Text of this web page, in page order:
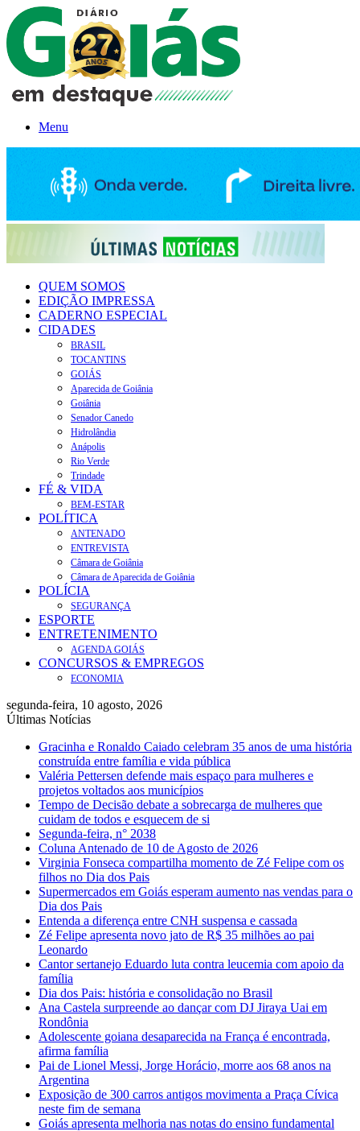
Menu
QUEM SOMOS
EDIÇÃO IMPRESSA
CADERNO ESPECIAL
CIDADES
BRASIL
TOCANTINS
GOIÁS
Aparecida de Goiânia
Goiânia
Senador Canedo
Hidrolândia
Anápolis
Rio Verde
Trindade
FÉ & VIDA
BEM-ESTAR
POLÍTICA
ANTENADO
ENTREVISTA
Câmara de Goiânia
Câmara de Aparecida de Goiânia
POLÍCIA
SEGURANÇA
ESPORTE
ENTRETENIMENTO
AGENDA GOIÁS
CONCURSOS & EMPREGOS
ECONOMIA
segunda-feira, 10 agosto, 2026
Últimas Notícias
Gracinha e Ronaldo Caiado celebram 35 anos de uma história
construída entre família e vida pública
Valéria Pettersen defende mais espaço para mulheres e
projetos voltados aos municípios
Tempo de Decisão debate a sobrecarga de mulheres que
cuidam de todos e esquecem de si
Segunda-feira, n° 2038
Coluna Antenado de 10 de Agosto de 2026
Virginia Fonseca compartilha momento de Zé Felipe com os
filhos no Dia dos Pais
Supermercados em Goiás esperam aumento nas vendas para o
Dia dos Pais
Entenda a diferença entre CNH suspensa e cassada
Zé Felipe apresenta novo jato de R$ 35 milhões ao pai
Leonardo
Cantor sertanejo Eduardo luta contra leucemia com apoio da
família
Dia dos Pais: história e consolidação no Brasil
Ana Castela surpreende ao dançar com DJ Jiraya Uai em
Rondônia
Adolescente goiana desaparecida na França é encontrada,
afirma família
Pai de Lionel Messi, Jorge Horácio, morre aos 68 anos na
Argentina
Exposição de 300 carros antigos movimenta a Praça Cívica
neste fim de semana
Goiás apresenta melhoria nas notas do ensino fundamental